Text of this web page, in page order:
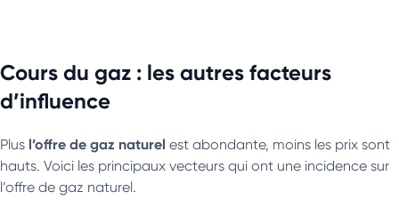
Cours du gaz : les autres facteurs
d’influence
Plus l’offre de gaz naturel est abondante, moins les prix sont
hauts. Voici les principaux vecteurs qui ont une incidence sur
l’offre de gaz naturel.